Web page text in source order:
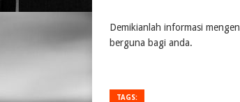
Demikianlah informasi
berguna bagi anda.
TAGS: